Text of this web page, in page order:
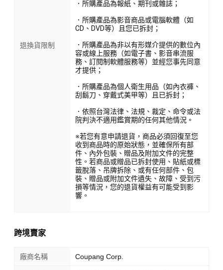
退換貨限制
．所購產品為報紙、期刊或雜誌；
．所購產品為影音商品或電腦軟體（如
CD、DVD等）且您已拆封；
．所購產品為非以有形媒介提供的數位內
容或線上服務（如電子書、影音串流服
務、訂閱制軟體服務等）並經您事先同意
才提供；
．所購產品為個人衛生用品（如內衣褲、
刮鬍刀、穿戴式美甲等）且已拆封；
．依照台灣法律、法規、裁定、命令或法
院判決不適用鑑賞期的任何其他情況。
※若您有意申請退貨，商品必須回復至您
收到商品時的原始狀態，並確保所有部
件、內外包裝、贈品及附加文件的完整
性。若商品或贈品已拆封使用、貼紙或標
籤脫落、吊牌拆除、或有任何部件、包
裝、贈品或附加文件遺失、故障、受到污
損等情況，您的退貨權益有可能受到影
響。
跨境賣家
廠商名稱 Coupang Corp.